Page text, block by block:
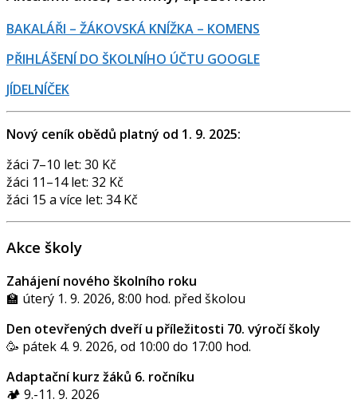
BAKALÁŘI – ŽÁKOVSKÁ KNÍŽKA – KOMENS
PŘIHLÁŠENÍ DO ŠKOLNÍHO ÚČTU GOOGLE
JÍDELNÍČEK
Nový ceník obědů platný od 1. 9. 2025:
žáci 7–10 let: 30 Kč
žáci 11–14 let: 32 Kč
žáci 15 a více let: 34 Kč
Akce školy
Zahájení nového školního roku
🏫 úterý 1. 9. 2026, 8:00 hod. před školou
Den otevřených dveří u příležitosti 70. výročí školy
🥳 pátek 4. 9. 2026, od 10:00 do 17:00 hod.
Adaptační kurz žáků 6. ročníku
🏕️ 9.-11. 9. 2026